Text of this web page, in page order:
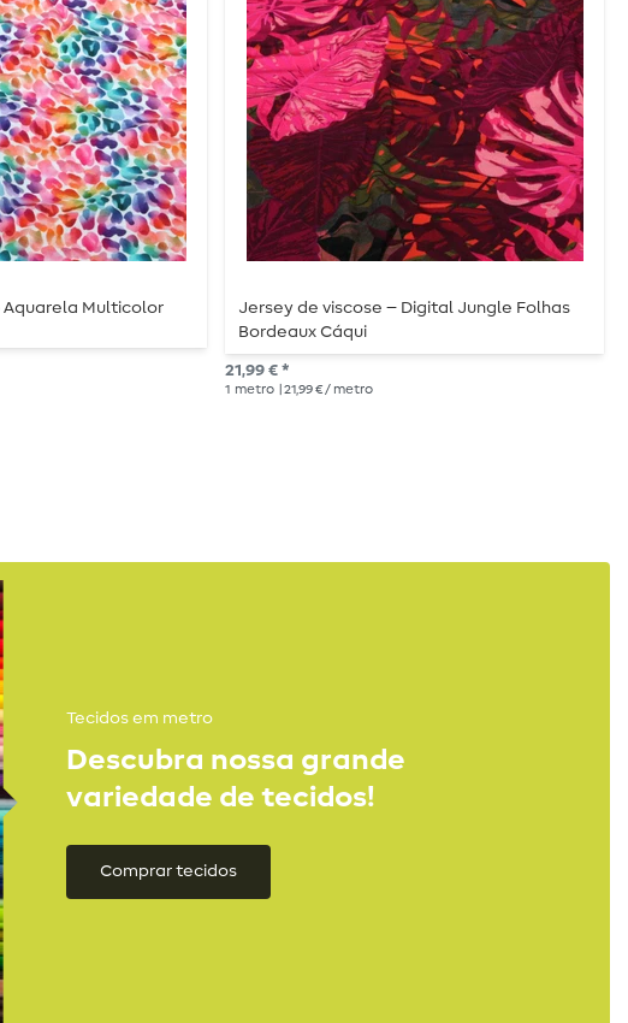
Multicolor
Jersey de viscose – Digital Jungle Folhas
Bordeaux Cáqui
21,99 € *
1 metro | 21,99 € / metro
Tecidos em metro
Descubra nossa grande
variedade de tecidos!
Comprar tecidos